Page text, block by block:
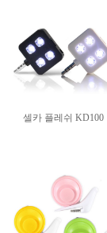
셀카 플레쉬 KD100